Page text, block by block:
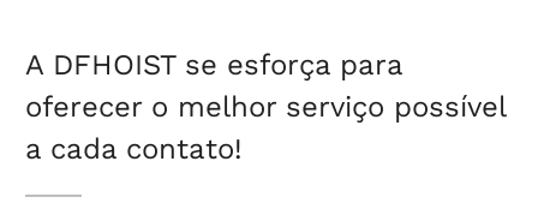
A DFHOIST se esforça para
oferecer o melhor serviço possível
a cada contato!